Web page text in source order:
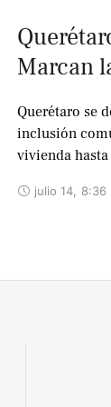
Marcan
Querétaro se
inclusión
vivienda
julio 14, 8:36